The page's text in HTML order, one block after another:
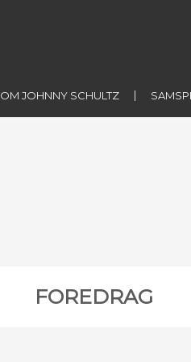
OM JOHNNY SCHULTZ
FOREDRAG